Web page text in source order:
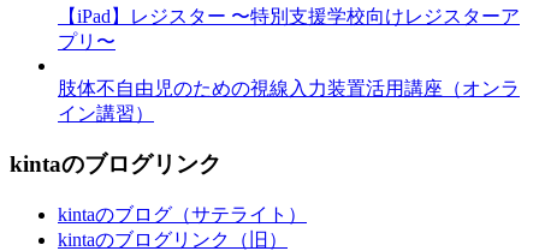
【iPad】レジスター 〜特別支援学校向けレジスターア
プリ〜
肢体不自由児のための視線入力装置活用講座（オンラ
イン講習）
kintaのブログリンク
kintaのブログ（サテライト）
kintaのブログリンク（旧）